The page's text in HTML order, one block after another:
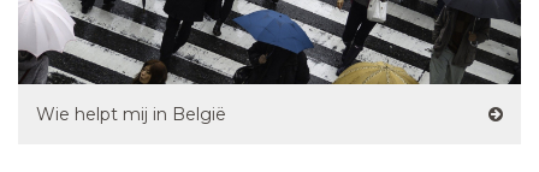
Wie helpt mij in België